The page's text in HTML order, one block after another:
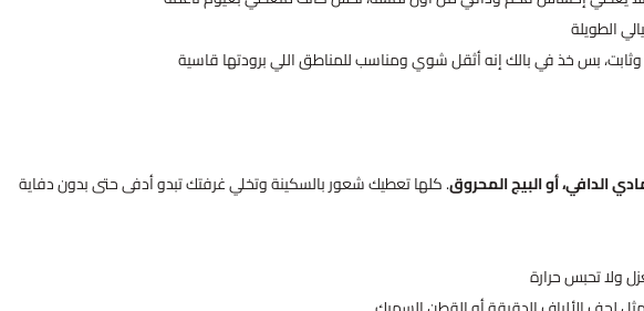
الطويلة
بس خذ في بالك إنه أثقل شوي ومناسب للمناطق اللي برودتها قاسية
الدافي، أو البيج المحروق. كلها تعطيك شعور بالسكينة وتخلي غرفتك تبدو أدفى حتى بدون دفاية
ولا تحبس حرارة